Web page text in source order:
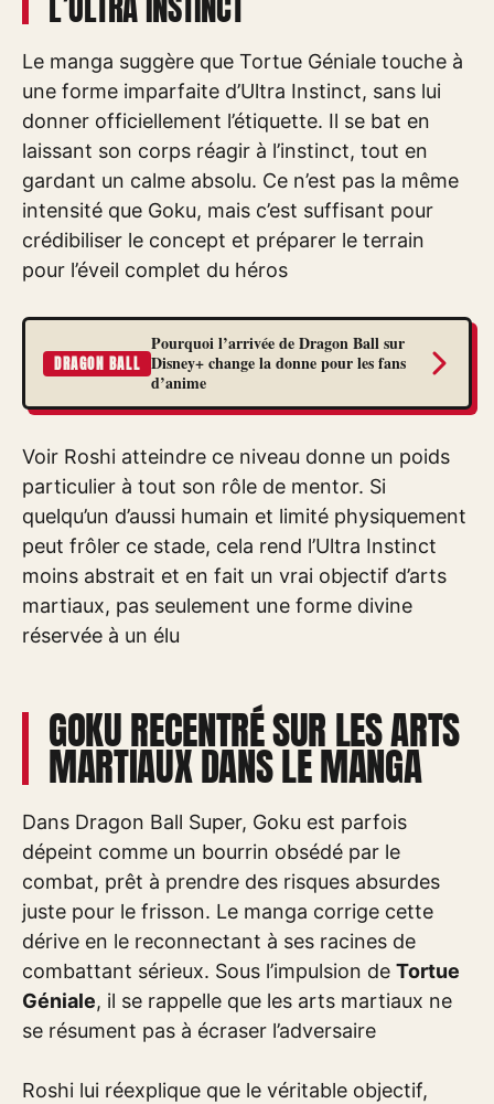
Le manga suggère que Tortue Géniale touche à
une forme imparfaite d’Ultra Instinct, sans lui
donner officiellement l’étiquette. Il se bat en
laissant son corps réagir à l’instinct, tout en
gardant un calme absolu. Ce n’est pas la même
intensité que Goku, mais c’est suffisant pour
crédibiliser le concept et préparer le terrain
pour l’éveil complet du héros
DRAGON BALL
Pourquoi l’arrivée de Dragon Ball sur
Disney+ change la donne pour les fans
d’anime
Voir Roshi atteindre ce niveau donne un poids
particulier à tout son rôle de mentor. Si
quelqu’un d’aussi humain et limité physiquement
peut frôler ce stade, cela rend l’Ultra Instinct
moins abstrait et en fait un vrai objectif d’arts
martiaux, pas seulement une forme divine
réservée à un élu
GOKU RECENTRÉ SUR LES ARTS
MARTIAUX DANS LE MANGA
Dans Dragon Ball Super, Goku est parfois
dépeint comme un bourrin obsédé par le
combat, prêt à prendre des risques absurdes
juste pour le frisson. Le manga corrige cette
dérive en le reconnectant à ses racines de
combattant sérieux. Sous l’impulsion de Tortue
Géniale, il se rappelle que les arts martiaux ne
se résument pas à écraser l’adversaire
Roshi lui réexplique que le véritable objectif,